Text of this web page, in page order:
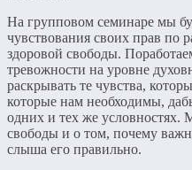
На групповом семинаре мы
чувствования своих прав по
здоровой свободы.
тревожности на уровне
раскрывать те чувства,
которые нам необходимы,
одних и тех же
свободы и о том, почему
слыша его правильно.